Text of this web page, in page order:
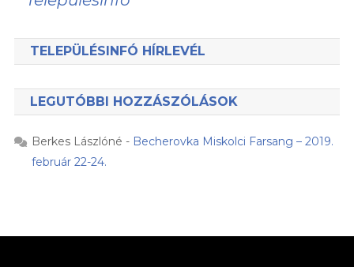
TELEPÜLÉSINFÓ HÍRLEVÉL
LEGUTÓBBI HOZZÁSZÓLÁSOK
Berkes Lászlóné - Becherovka Miskolci Farsang – 2019.
február 22-24.